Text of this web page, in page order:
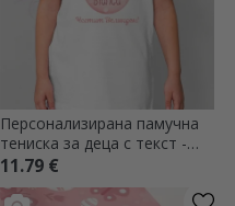
Персонализирана памучна
тениска за деца с текст -
Великденско пиле
11.79 €